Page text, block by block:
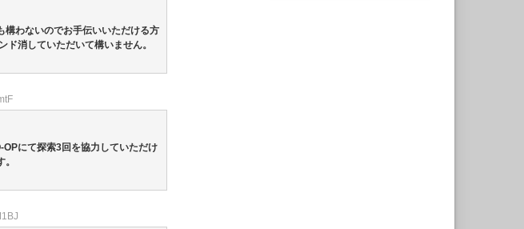
構わないのでお手伝いいただける方
消していただいて構いません。
OPにて探索3回を協力していただけ